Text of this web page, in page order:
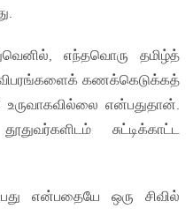
எந்தவொரு தமிழ்த்
கணக்கெடுக்கத்
என்பதுதான்.
சுட்டிக்காட்ட
என்பதையே ஒரு சிவில்